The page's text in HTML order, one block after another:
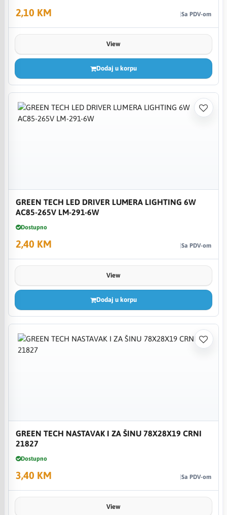
2,10 KM Sa PDV-om
View
Dodaj u korpu
GREEN TECH LED DRIVER LUMERA LIGHTING 6W
AC85-265V LM-291-6W
Dostupno
2,40 KM Sa PDV-om
View
Dodaj u korpu
GREEN TECH NASTAVAK I ZA ŠINU 78X28X19 CRNI
21827
Dostupno
3,40 KM Sa PDV-om
View